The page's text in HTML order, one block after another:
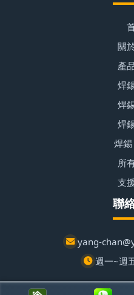
關
產
焊
焊
焊
焊
所
支
聯
yang-
週一~週